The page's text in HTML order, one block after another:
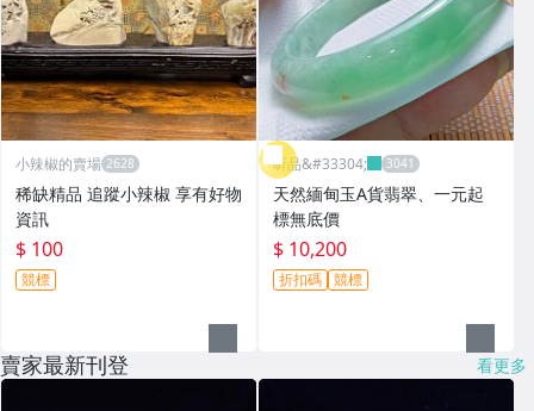
小辣椒的賣場
稀缺精品 追蹤小辣椒 享有好物
資訊
$ 100
競標
昕品&#33304;
天然緬甸玉A貨翡翠、一元起
標無底價
$ 10,200
折扣碼 競標
賣家最新刊登 看更多